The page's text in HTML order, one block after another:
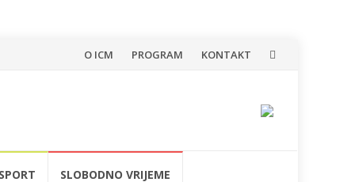
Skip
O ICM PROGRAM KONTAKT
SPORT SLOBODNO VRIJEME